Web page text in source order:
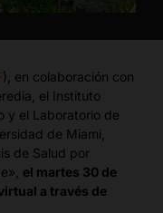
), en colaboración con
el Instituto
y el Laboratorio de
de Miami,
de Salud por
el martes 30 de
a través de